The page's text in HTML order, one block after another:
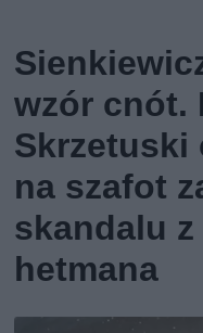
wzór cnót.
Skrzetuski
na szafot
skandalu
hetmana